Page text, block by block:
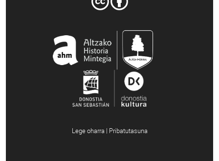
Lege oharra | Pribatutasuna